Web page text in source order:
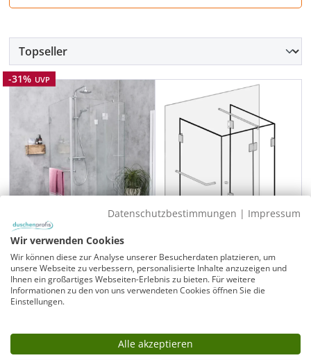
Rabatt
-31% UVP
Duschkabine U Form 80x80 mit Duschwanne
U-Lösung, Festwände mit Türe an Festteil in Glashöhe
komplett mit Mineral-Colorat Flach-Duschwanne 80 x
Datenschutzbestimmungen | Impressum
Wir verwenden Cookies
Wir können diese zur Analyse unserer Besucherdaten platzieren, um
unsere Webseite zu verbessern, personalisierte Inhalte anzuzeigen und
Ihnen ein großartiges Webseiten-Erlebnis zu bieten. Für weitere
Informationen zu den von uns verwendeten Cookies öffnen Sie die
Einstellungen.
Alle akzeptieren